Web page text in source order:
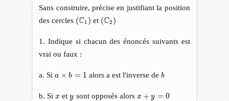
Sans construire, précise en justifiant la position
des cercles (C1 )
(C1 ) et (C2 )
(C2 )
1. Indique si chacun des énoncés suivants est
vrai ou faux :
a. Sia × b = 1
× b = alors a est l'inverse deb
b
b. Six
x ety
y sont opposés alors x + y = 0
y